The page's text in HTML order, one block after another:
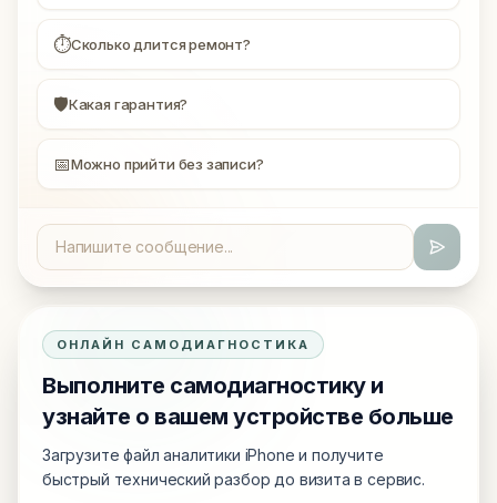
⏱Сколько длится ремонт?
🛡Какая гарантия?
📅Можно прийти без записи?
ОНЛАЙН САМОДИАГНОСТИКА
Выполните самодиагностику и
узнайте о вашем устройстве больше
Загрузите файл аналитики iPhone и получите
быстрый технический разбор до визита в сервис.